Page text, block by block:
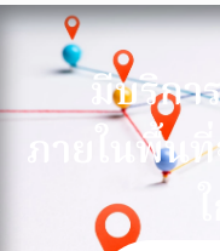
มีบริกา
ภายในพื้